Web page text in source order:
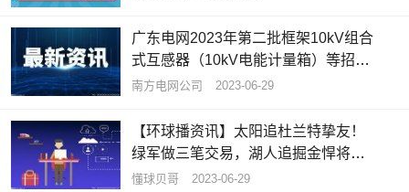
广东电网2023年第二批框架10kV组合
式互感器（10kV电能计量箱）等招标
公告
南方电网公司 2023-06-29
【环球播资讯】太阳追杜兰特挚友！
绿军做三笔交易，湖人追掘金悍将，6
队追西卡
懂球贝哥 2023-06-29